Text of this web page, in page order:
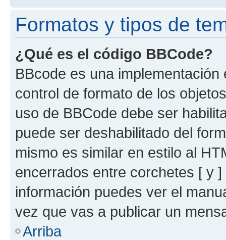
Formatos y tipos de
¿Qué es el código BBCode?
BBcode es una
control de formato de los
uso de BBCode debe ser
puede ser deshabilitado del
mismo es similar en estilo al
encerrados entre corchetes [ y
información puedes ver el
vez que vas a publicar un
Arriba